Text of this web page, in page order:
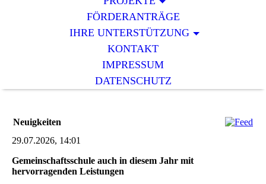
FÖRDERANTRÄGE
IHRE UNTERSTÜTZUNG
KONTAKT
IMPRESSUM
DATENSCHUTZ
Neuigkeiten
29.07.2026, 14:01
Gemeinschaftsschule auch in diesem Jahr mit
hervorragenden Leistungen